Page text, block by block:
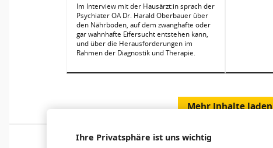
Im Interview mit der Hausärzt:in sprach der
Psychiater OA Dr. Harald Oberbauer über
den Nährboden, auf dem zwanghafte oder
gar wahnhafte Eifersucht entstehen kann,
und über die Herausforderungen im
Rahmen der Diagnostik und Therapie.
Mehr Inhalte laden
Ihre Privatsphäre ist uns wichtig